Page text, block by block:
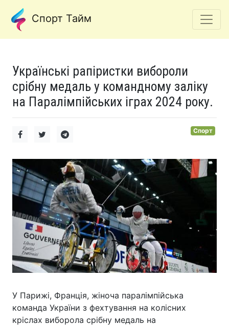
Спорт Тайм
Українські рапіристки вибороли
срібну медаль у командному заліку
на Паралімпійських іграх 2024 року.
Спорт
У Парижі, Франція, жіноча паралімпійська
команда України з фехтування на колісних
кріслах виборола срібну медаль на